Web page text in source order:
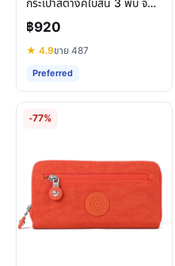
กระเป๋าสตางค์ใบสั้น 3 พับ จัด
เต็มช่องบัตร พกพาสะดวก
฿920
★ 4.9ขาย 487
Preferred
-77%